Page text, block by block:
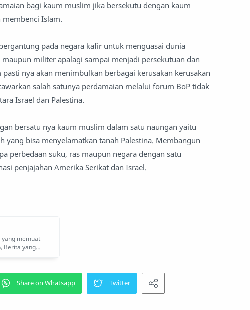
bagi kaum muslim jika bersekutu dengan kaum
membenci Islam.
pada negara kafir untuk menguasai dunia
militer apalagi sampai menjadi persekutuan dan
nya akan menimbulkan berbagai kerusakan kerusakan
salah satunya perdamaian melalui forum BoP tidak
Israel dan Palestina.
bersatu nya kaum muslim dalam satu naungan yaitu
yang bisa menyelamatkan tanah Palestina. Membangun
perbedaan suku, ras maupun negara dengan satu
penjajahan Amerika Serikat dan Israel.